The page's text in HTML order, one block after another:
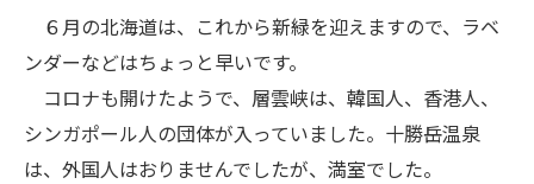
６月の北海道は、これから新緑を迎えますので、ラベ
ンダーなどはちょっと早いです。
コロナも開けたようで、層雲峡は、韓国人、香港人、
シンガポール人の団体が入っていました。十勝岳温泉
は、外国人はおりませんでしたが、満室でした。